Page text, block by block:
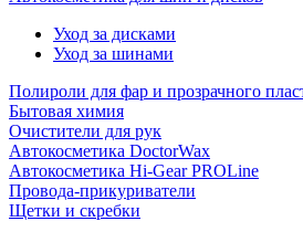
Уход за дисками
Уход за шинами
Полироли для фар и прозрачного
Бытовая химия
Очистители для рук
Автокосметика DoctorWax
Автокосметика Hi-Gear PROLine
Провода-прикуриватели
Щетки и скребки